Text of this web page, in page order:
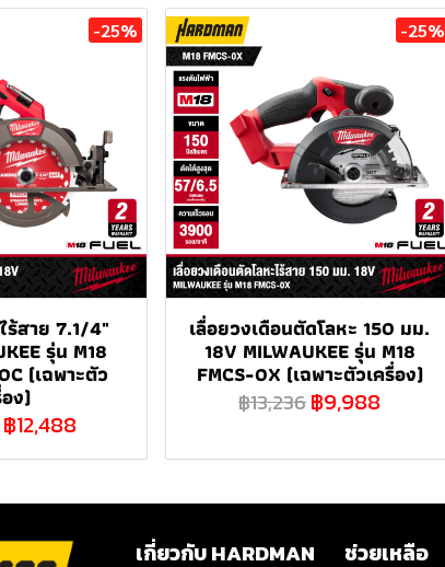
-25%
ร้สาย 7.1/4"
รุ่น M18
(เฉพาะตัว
ง)
฿12,488
-25%
เลื่อยวงเดือนตัดโลหะ 150 มม.
18V MILWAUKEE รุ่น M18
FMCS-0X (เฉพาะตัวเครื่อง)
฿13,236฿9,988
เกี่ยวกับ HARDMAN ช่วยเหลือ